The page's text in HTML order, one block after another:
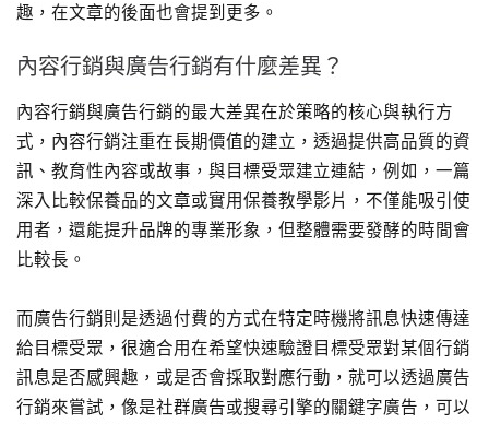
趣，在文章的後面也會提到更多。
內容行銷與廣告行銷有什麼差異？
內容行銷與廣告行銷的最大差異在於策略的核心與執行方
式，內容行銷注重在長期價值的建立，透過提供高品質的資
訊、教育性內容或故事，與目標受眾建立連結，例如，一篇
深入比較保養品的文章或實用保養教學影片，不僅能吸引使
用者，還能提升品牌的專業形象，但整體需要發酵的時間會
比較長。
而廣告行銷則是透過付費的方式在特定時機將訊息快速傳達
給目標受眾，很適合用在希望快速驗證目標受眾對某個行銷
訊息是否感興趣，或是否會採取對應行動，就可以透過廣告
行銷來嘗試，像是社群廣告或搜尋引擎的關鍵字廣告，可以